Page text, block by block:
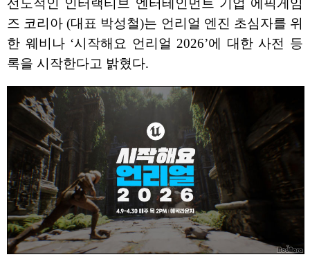
즈 코리아 (대표 박성철)는 언리얼 엔진 초심자를 위
한 웨비나 ‘시작해요 언리얼 2026’에 대한 사전 등
록을 시작한다고 밝혔다.